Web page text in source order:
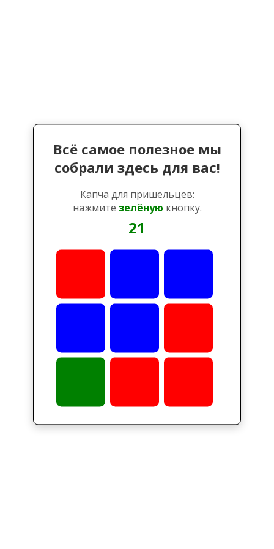
Всё самое полезное мы
собрали здесь для вас!
Капча для пришельцев:
нажмите зелёную кнопку.
21